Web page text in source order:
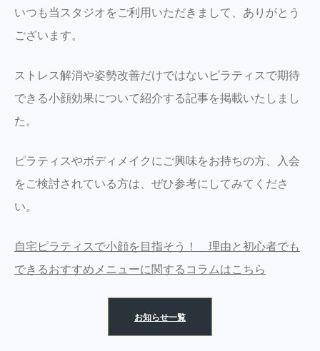
いつも当スタジオをご利用いただきまして、ありがとう
ございます。
ストレス解消や姿勢改善だけではないピラティスで期待
できる小顔効果について紹介する記事を掲載いたしまし
た。
ピラティスやボディメイクにご興味をお持ちの方、入会
をご検討されている方は、ぜひ参考にしてみてくださ
い。
自宅ピラティスで小顔を目指そう！ 理由と初心者でも
できるおすすめメニューに関するコラムはこちら
お知らせ一覧